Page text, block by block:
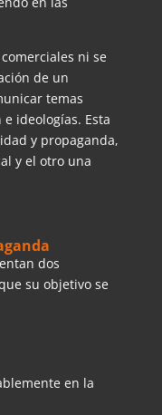
ni se
de un
temas
ideologías. Esta
y propaganda,
y el otro una
dos
su objetivo se
en la